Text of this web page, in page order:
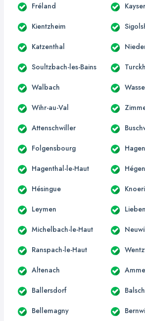
Fréland
Kientzheim
Katzenthal
Soultzbach-les-Bains
Walbach
Wihr-au-Val
Attenschwiller
Folgensbourg
Hagenthal-le-Haut
Hésingue
Leymen
Michelbach-le-Haut
Ranspach-le-Haut
Altenach
Ballersdorf
Bellemagny